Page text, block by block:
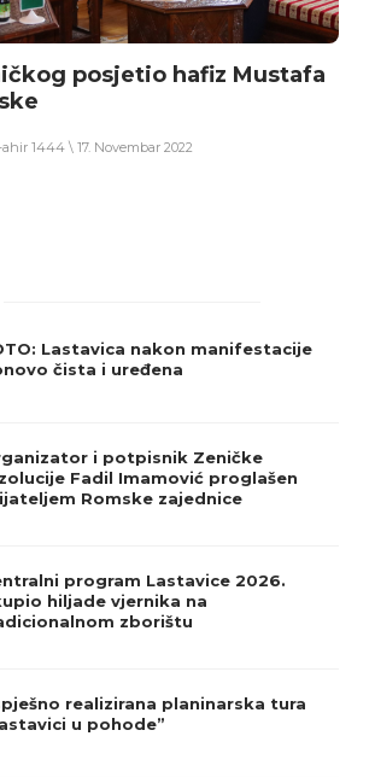
posjetio hafiz Mustafa
1444 \ 17. Novembar 2022
Lastavica nakon manifestacije
čista i uređena
i potpisnik Zeničke
Fadil Imamović proglašen
Romske zajednice
program Lastavice 2026.
hiljade vjernika na
zborištu
realizirana planinarska tura
u pohode”